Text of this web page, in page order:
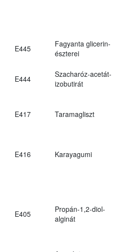
E445
Fagyanta glicerin-
észterei
E444
Szacharóz-acetát-
izobutirát
E417 Taramagliszt
E416 Karayagumi
E405
Propán-1,2-diol-
alginát